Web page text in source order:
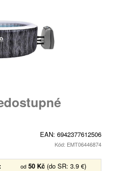
EAN: 6942377612506
Kód: EMT06446874
od 50 Kč (do SR: 3.9 €)